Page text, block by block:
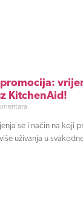
KitchenAid!
se i način na koji
uživanja u